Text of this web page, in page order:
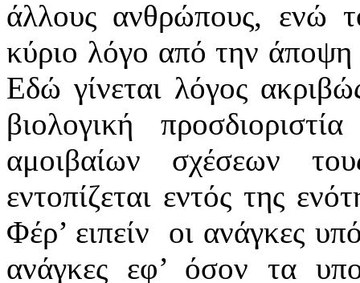
άλλους ανθρώπους, ενώ
κύριο λόγο από την άποψη
Εδώ γίνεται λόγος
βιολογική
αμοιβαίων σχέσεων
εντοπίζεται εντός της
Φέρ’ ειπείν
οι ανάγκες
ανάγκες εφ’ όσον τα